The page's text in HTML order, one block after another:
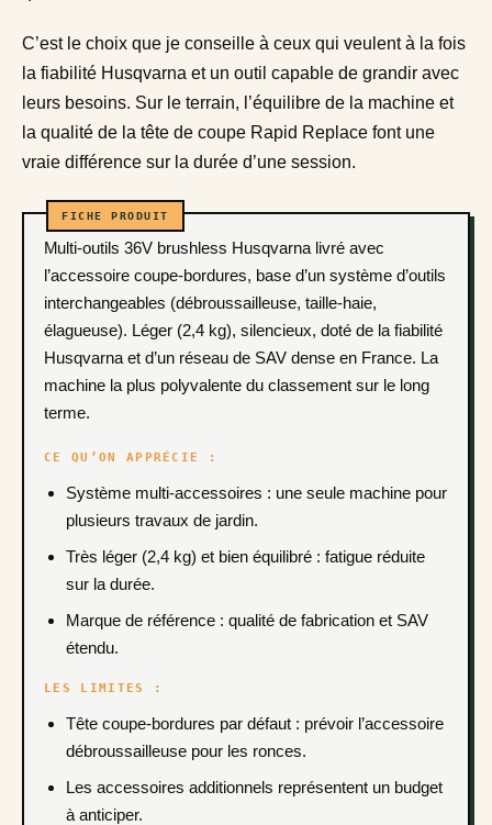
C’est le choix que je conseille à ceux qui veulent à la fois
la fiabilité Husqvarna et un outil capable de grandir avec
leurs besoins. Sur le terrain, l’équilibre de la machine et
la qualité de la tête de coupe Rapid Replace font une
vraie différence sur la durée d’une session.
Multi-outils 36V brushless Husqvarna livré avec
l’accessoire coupe-bordures, base d’un système d’outils
interchangeables (débroussailleuse, taille-haie,
élagueuse). Léger (2,4 kg), silencieux, doté de la fiabilité
Husqvarna et d’un réseau de SAV dense en France. La
machine la plus polyvalente du classement sur le long
terme.
CE QU’ON APPRÉCIE :
Système multi-accessoires : une seule machine pour
plusieurs travaux de jardin.
Très léger (2,4 kg) et bien équilibré : fatigue réduite
sur la durée.
Marque de référence : qualité de fabrication et SAV
étendu.
LES LIMITES :
Tête coupe-bordures par défaut : prévoir l’accessoire
débroussailleuse pour les ronces.
Les accessoires additionnels représentent un budget
à anticiper.